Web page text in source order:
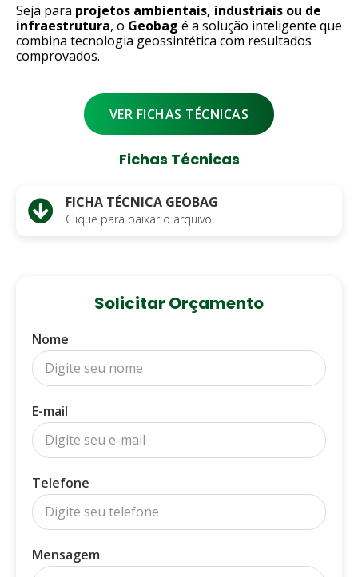
Seja para projetos ambientais, industriais ou de
infraestrutura, o Geobag é a solução inteligente que
combina tecnologia geossintética com resultados
comprovados.
VER FICHAS TÉCNICAS
Fichas Técnicas
FICHA TÉCNICA GEOBAG
Clique para baixar o arquivo
Solicitar Orçamento
Nome
E-mail
Telefone
Mensagem